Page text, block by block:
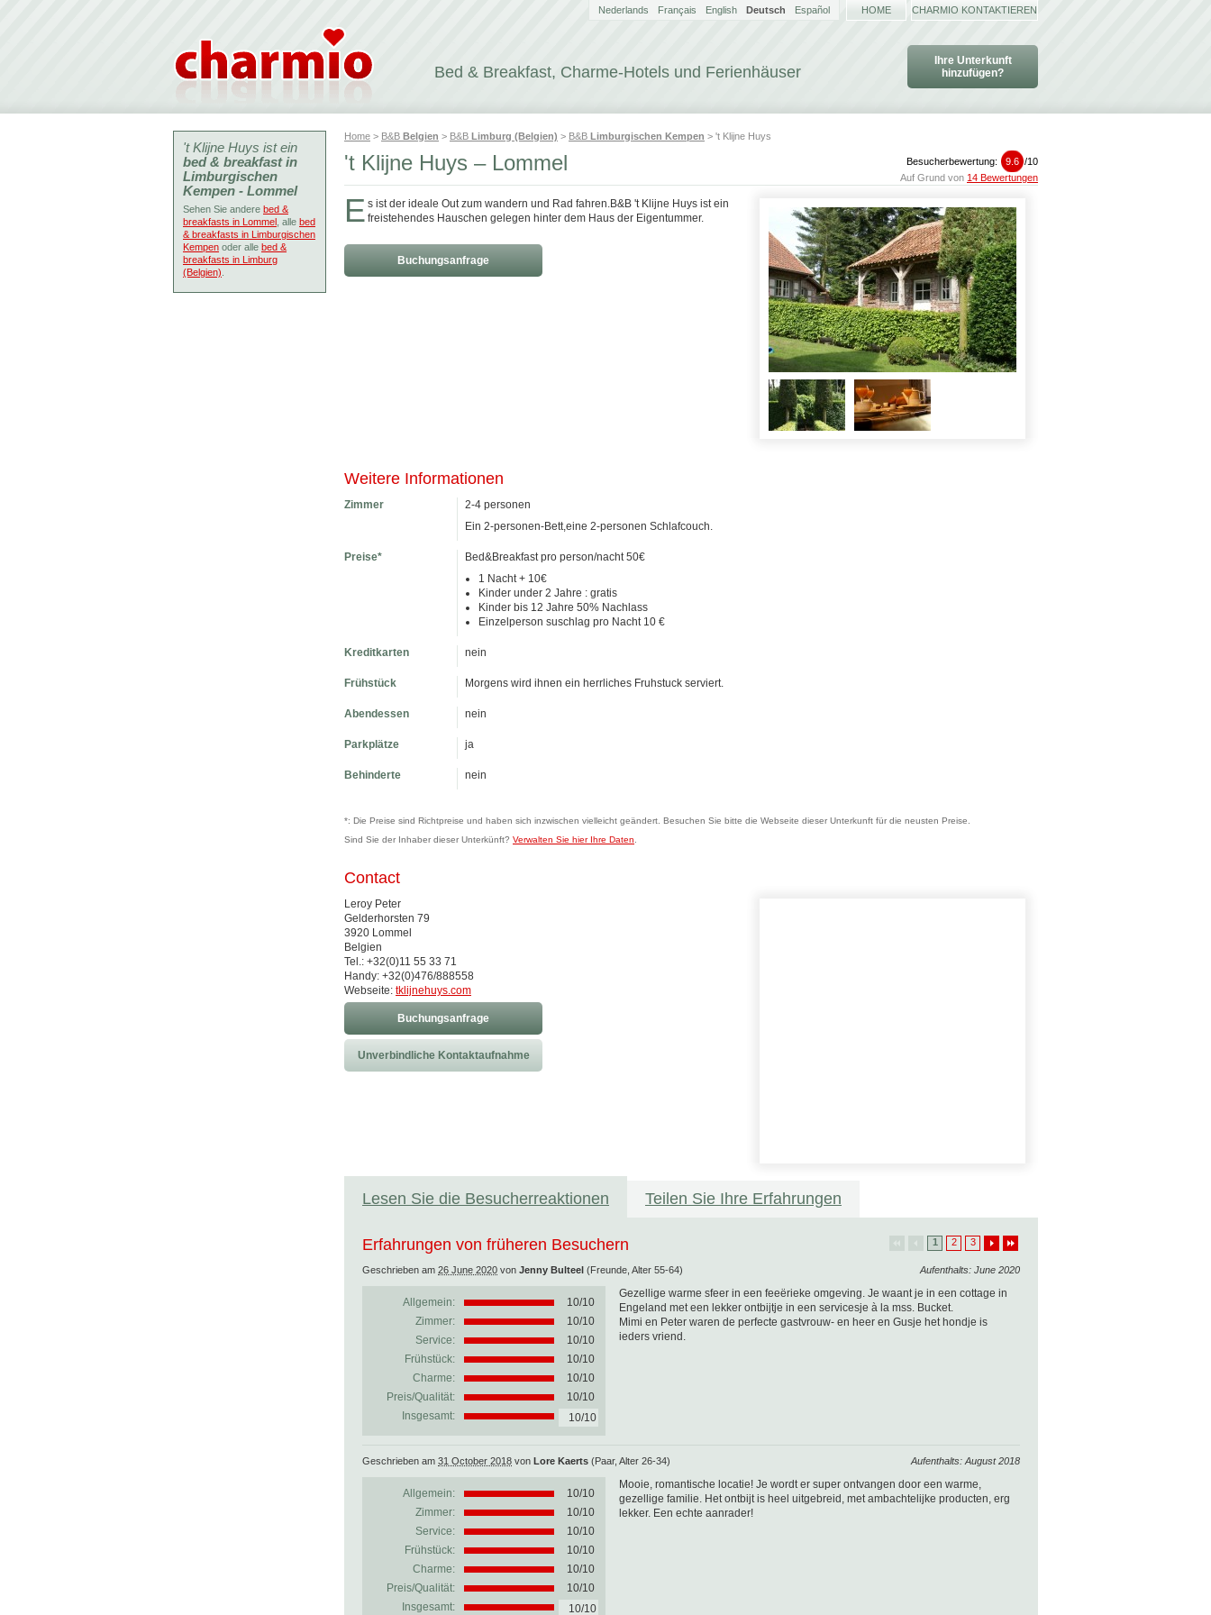
Bed & Breakfast, Charme-Hotels und Ferienhäuser
Ihre Unterkunft
hinzufügen?
Nederlands Français English Deutsch Español HOME CHARMIO KONTAKTIEREN
Home > B&B Belgien > B&B Limburg (Belgien) > B&B Limburgischen Kempen > 't Klijne Huys
Besucherbewertung: 9.6 /10
Auf Grund von 14 Bewertungen
't Klijne Huys – Lommel
E s ist der ideale Out zum wandern und Rad fahren.B&B 't Klijne Huys ist ein
freistehendes Hauschen gelegen hinter dem Haus der Eigentummer.
Buchungsanfrage
Weitere Informationen
Zimmer
2-4 personen
Ein 2-personen-Bett,eine 2-personen Schlafcouch.
Preise*
Bed&Breakfast pro person/nacht 50€
1 Nacht + 10€
Kinder under 2 Jahre : gratis
Kinder bis 12 Jahre 50% Nachlass
Einzelperson suschlag pro Nacht 10 €
Kreditkarten nein
Frühstück Morgens wird ihnen ein herrliches Fruhstuck serviert.
Abendessen nein
Parkplätze ja
Behinderte nein
*: Die Preise sind Richtpreise und haben sich inzwischen vielleicht geändert. Besuchen Sie bitte die Webseite dieser Unterkunft für die neusten Preise.
Sind Sie der Inhaber dieser Unterkünft? Verwalten Sie hier Ihre Daten
Contact
Leroy Peter
Gelderhorsten 79
3920 Lommel
Belgien
Tel.: +32(0)11 55 33 71
Handy: +32(0)476/888558
Webseite: tklijnehuys.com
Buchungsanfrage
Unverbindliche Kontaktaufnahme
Lesen Sie die Besucherreaktionen Teilen Sie Ihre Erfahrungen
1 2 3
Erfahrungen von früheren Besuchern
Aufenthalts: June 2020
Geschrieben am 26 June 2020 von Jenny Bulteel (Freunde, Alter 55-64)
Allgemein: 10/10
Zimmer:
10/10
Service:
10/10
Frühstück:
10/10
Charme:
10/10
Preis/Qualität:
10/10
Insgesamt:
10/10
Gezellige warme sfeer in een feeërieke omgeving. Je waant je in een cottage in
Engeland met een lekker ontbijtje in een servicesje à la mss. Bucket.
Mimi en Peter waren de perfecte gastvrouw- en heer en Gusje het hondje is
ieders vriend.
Aufenthalts: August 2018
Geschrieben am 31 October 2018 von Lore Kaerts (Paar, Alter 26-34)
Allgemein: 10/10
Zimmer:
10/10
Service:
10/10
Frühstück:
10/10
Charme:
10/10
Preis/Qualität:
10/10
Insgesamt:
10/10
Mooie, romantische locatie! Je wordt er super ontvangen door een warme,
gezellige familie. Het ontbijt is heel uitgebreid, met ambachtelijke producten, erg
lekker. Een echte aanrader!
't Klijne Huys ist ein
bed & breakfast in
Limburgischen
Kempen - Lommel
Sehen Sie andere bed &
breakfasts in Lommel , alle bed
& breakfasts in Limburgischen
Kempen oder alle bed &
breakfasts in Limburg
(Belgien)